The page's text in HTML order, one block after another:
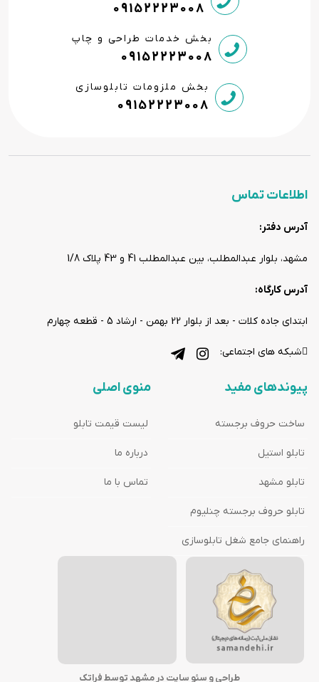
09152223008
بخش خدمات طراحی و چاپ
09152223008
بخش ملزومات تابلوسازی
09152223008
اطلاعات تماس
آدرس دفتر:
مشهد، بلوار عبدالمطلب، بین عبدالمطلب 41 و 43 پلاک 1/8
آدرس کارگاه:
ابتدای جاده کلات - بعد از بلوار 22 بهمن - ارشاد 5 - قطعه چهارم
شبکه های اجتماعی:
پیوندهای مفید
ساخت حروف برجسته
تابلو استیل
تابلو مشهد
تابلو حروف برجسته چنلیوم
راهنمای جامع شغل تابلوسازی
منوی اصلی
لیست قیمت تابلو
درباره ما
تماس با ما
طراحی و سئو سایت در مشهد توسط فراتک